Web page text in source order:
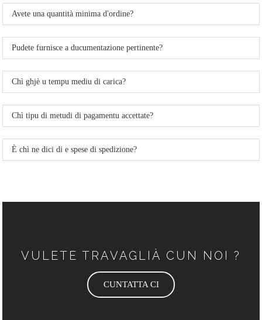
Avete una quantità minima d'ordine?
Pudete furnisce a ducumentazione pertinente?
Chì ghjè u tempu mediu di carica?
Chì tipu di metudi di pagamentu accettate?
È chì ne dici di e spese di spedizione?
VULETE TRAVAGLIÀ CUN NOI ?
CUNTATTA CI